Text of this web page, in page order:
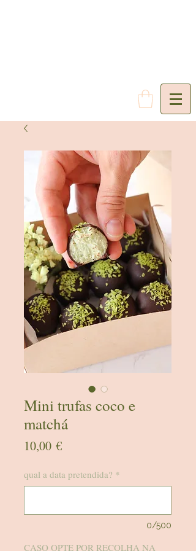
Mini trufas coco e
matchá
10,00 €Preço
qual a data pretendida? *
0/500
CASO OPTE POR RECOLHA NA